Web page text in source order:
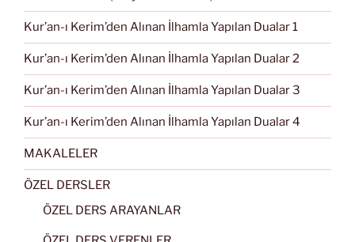
Kur’an-ı Kerim’den Alınan İlhamla Yapılan Dualar 1
Kur’an-ı Kerim’den Alınan İlhamla Yapılan Dualar 2
Kur’an-ı Kerim’den Alınan İlhamla Yapılan Dualar 3
Kur’an-ı Kerim’den Alınan İlhamla Yapılan Dualar 4
MAKALELER
ÖZEL DERSLER
ÖZEL DERS ARAYANLAR